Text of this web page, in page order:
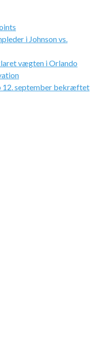
i Johnson vs.
vægten i Orlando
12. september bekræftet